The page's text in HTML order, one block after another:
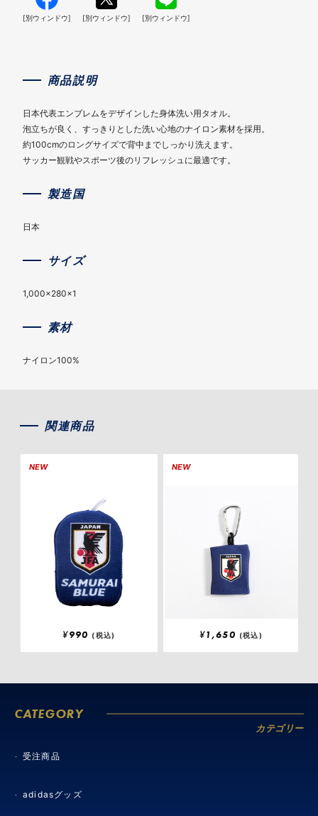
[別ウィンドウ] [別ウィンドウ] [別ウィンドウ]
商品説明
日本代表エンブレムをデザインした身体洗い用タオル。
泡立ちが良く、すっきりとした洗い心地のナイロン素材を採用。
約100cmのロングサイズで背中までしっかり洗えます。
サッカー観戦やスポーツ後のリフレッシュに最適です。
製造国
日本
サイズ
1,000×280×1
素材
ナイロン100%
関連商品
NEW
¥990 (税込)
NEW
¥1,650 (税込)
CATEGORY
カテゴリー
受注商品
adidasグッズ